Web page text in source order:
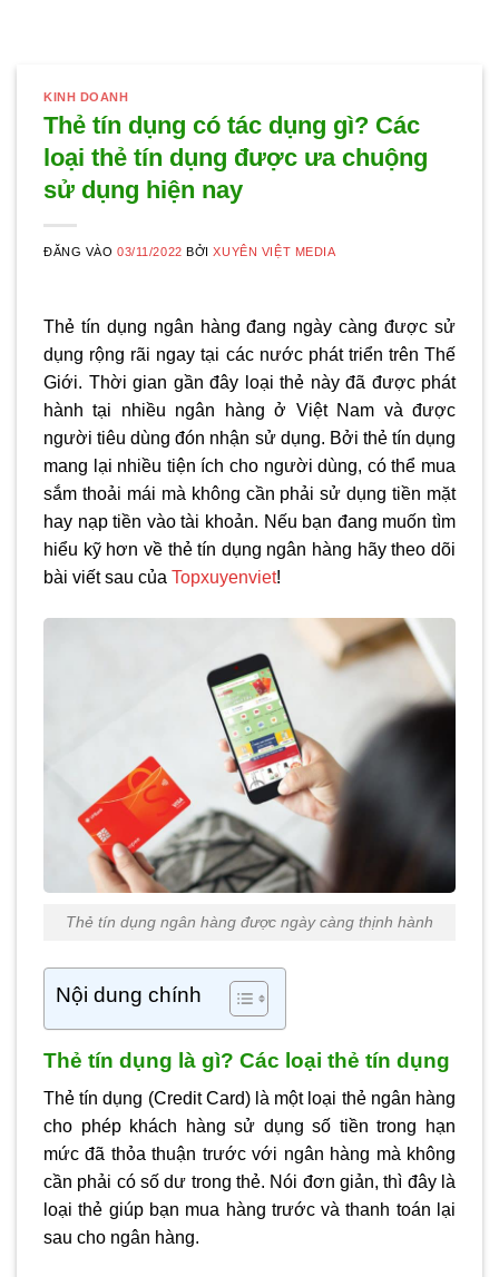
KINH DOANH
Thẻ tín dụng có tác dụng gì? Các
loại thẻ tín dụng được ưa chuộng
sử dụng hiện nay
ĐĂNG VÀO03/11/2022 BỞIXUYÊN VIỆT MEDIA
Thẻ tín dụng ngân hàng đang ngày càng được sử
dụng rộng rãi ngay tại các nước phát triển trên Thế
Giới. Thời gian gần đây loại thẻ này đã được phát
hành tại nhiều ngân hàng ở Việt Nam và được
người tiêu dùng đón nhận sử dụng. Bởi thẻ tín dụng
mang lại nhiều tiện ích cho người dùng, có thể mua
sắm thoải mái mà không cần phải sử dụng tiền mặt
hay nạp tiền vào tài khoản. Nếu bạn đang muốn tìm
hiểu kỹ hơn về thẻ tín dụng ngân hàng hãy theo dõi
bài viết sau của Topxuyenviet!
Thẻ tín dụng ngân hàng được ngày càng thịnh hành
Nội dung chính
Thẻ tín dụng là gì? Các loại thẻ tín dụng
Thẻ tín dụng (Credit Card) là một loại thẻ ngân hàng
cho phép khách hàng sử dụng số tiền trong hạn
mức đã thỏa thuận trước với ngân hàng mà không
cần phải có số dư trong thẻ. Nói đơn giản, thì đây là
loại thẻ giúp bạn mua hàng trước và thanh toán lại
sau cho ngân hàng.